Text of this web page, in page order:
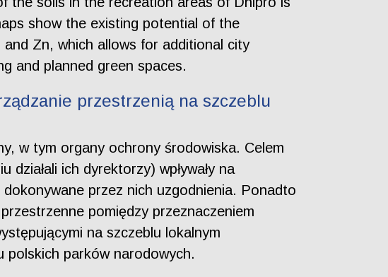
show the existing potential of the
Zn, which allows for additional city
and planned green spaces.
przestrzenią na szczeblu
w tym organy ochrony środowiska. Celem
ich dyrektorzy) wpływały na
przez nich uzgodnienia. Ponadto
pomiędzy przeznaczeniem
na szczeblu lokalnym
polskich parków narodowych.